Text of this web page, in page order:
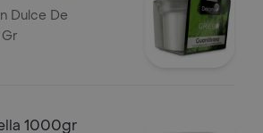
Dulce De
1000gr